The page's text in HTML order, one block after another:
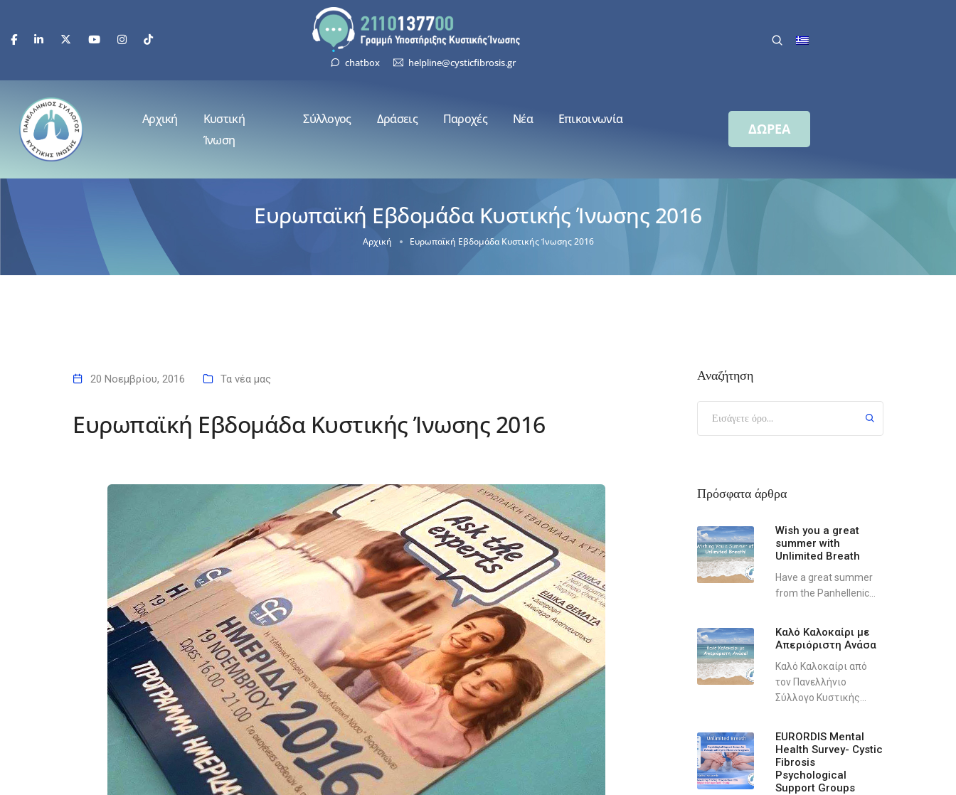
chatbox helpline@cysticfibrosis.gr
Αρχική
Κυστική
Ίνωση
Σύλλογος Δράσεις Παροχές Νέα Επικοινωνία
ΔΩΡΕΑ
Ευρωπαϊκή Εβδομάδα Κυστικής Ίνωσης 2016
Αρχική Ευρωπαϊκή Εβδομάδα Κυστικής Ίνωσης 2016
20 Νοεμβρίου, 2016 Τα νέα μας
Ευρωπαϊκή Εβδομάδα Κυστικής Ίνωσης 2016
Αναζήτηση
Πρόσφατα άρθρα
Wish you a great
summer with
Unlimited Breath
Have a great summer
from the Panhellenic...
Καλό Καλοκαίρι με
Απεριόριστη Ανάσα
Καλό Καλοκαίρι από
τον Πανελλήνιο
Σύλλογο Κυστικής...
EURORDIS Mental
Health Survey- Cystic
Fibrosis
Psychological
Support Groups